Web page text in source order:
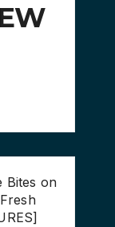
Bites on